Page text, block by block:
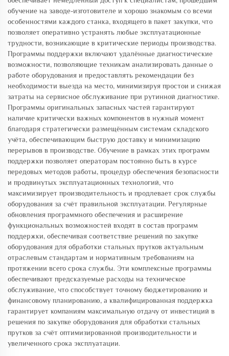
обучение на заводе-изготовителе и хорошо знакомым со всеми
особенностями каждого станка, входящего в пакет закупки, что
позволяет оперативно устранять любые эксплуатационные
трудности, возникающие в критические периоды производства.
Программы поддержки включают удалённые диагностические
возможности, позволяющие техникам анализировать данные о
работе оборудования и предоставлять рекомендации без
необходимости выезда на место, минимизируя простои и снижая
затраты на сервисное обслуживание при рутинной диагностике.
Программы оригинальных запасных частей гарантируют
наличие критически важных компонентов в нужный момент
благодаря стратегически размещённым системам складского
учёта, обеспечивающим быструю доставку и минимизацию
перерывов в производстве. Обучение в рамках этих программ
поддержки позволяет операторам постоянно быть в курсе
передовых методов работы, процедур обеспечения безопасности
и продвинутых эксплуатационных технологий, что
максимизирует производительность и продлевает срок службы
оборудования за счёт правильной эксплуатации. Регулярные
обновления программного обеспечения и расширение
функциональных возможностей входят в состав программ
поддержки, обеспечивая соответствие решений по закупке
оборудования для обработки стальных прутков актуальным
отраслевым стандартам и нормативным требованиям на
протяжении всего срока службы. Эти комплексные программы
обеспечивают предсказуемые расходы на техническое
обслуживание, что способствует точному бюджетированию и
финансовому планированию, а квалифицированная поддержка
гарантирует компаниям максимальную отдачу от инвестиций в
решения по закупке оборудования для обработки стальных
прутков за счёт оптимизированной производительности и
увеличенного срока эксплуатации.